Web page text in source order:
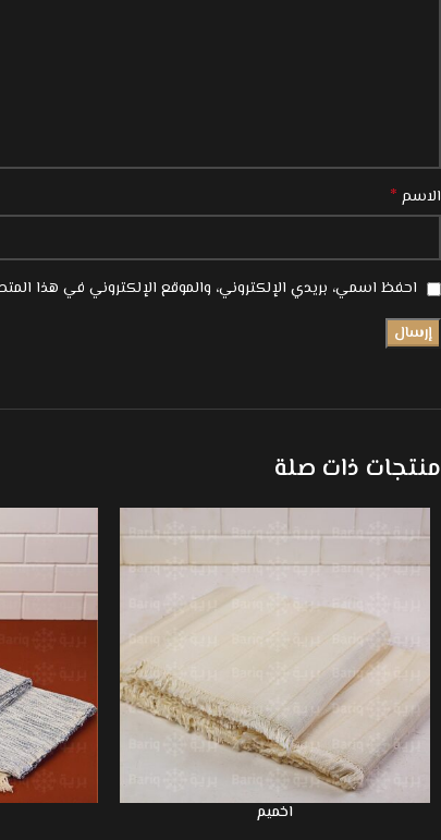
الاسم *
احفظ اسمي، بريدي الإلكتروني، والموقع الإلكتروني في هذا
منتجات ذات صلة
اخميم